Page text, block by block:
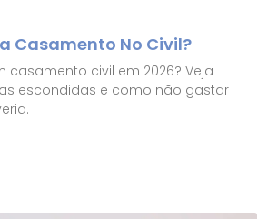
Casamento No Civil?
casamento civil em 2026? Veja
escondidas e como não gastar